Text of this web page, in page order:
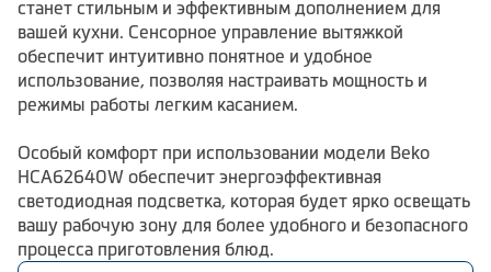
станет стильным и эффективным дополнением для
вашей кухни. Сенсорное управление вытяжкой
обеспечит интуитивно понятное и удобное
использование, позволяя настраивать мощность и
режимы работы легким касанием.
Особый комфорт при использовании модели Beko
HCA62640W обеспечит энергоэффективная
светодиодная подсветка, которая будет ярко освещать
вашу рабочую зону для более удобного и безопасного
процесса приготовления блюд.